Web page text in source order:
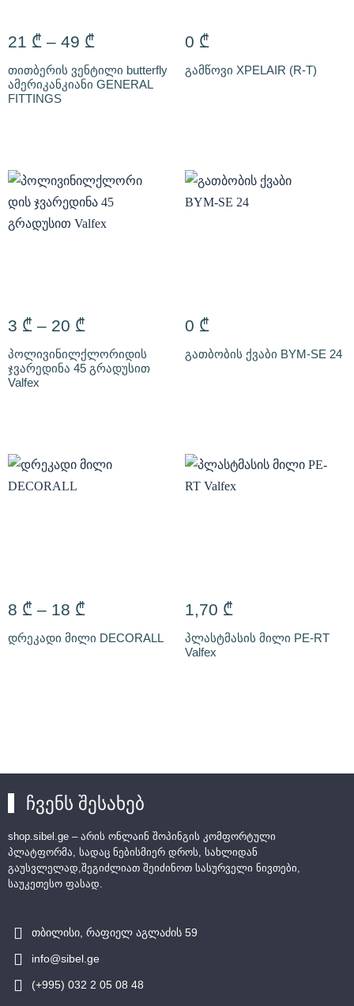
21 ₾ – 49 ₾
თითბერის ვენტილი butterfly
ამერიკანკიანი GENERAL
FITTINGS
0 ₾
გამწოვი XPELAIR (R-T)
3 ₾ – 20 ₾
პოლივინილქლორიდის
ჯვარედინა 45 გრადუსით
Valfex
0 ₾
გათბობის ქვაბი BYM-SE 24
8 ₾ – 18 ₾
დრეკადი მილი DECORALL
1,70 ₾
პლასტმასის მილი PE-RT
Valfex
ჩვენს შესახებ
shop.sibel.ge – არის ონლაინ შოპინგის კომფორტული
პლატფორმა, სადაც ნებისმიერ დროს, სახლიდან
გაუსვლელად,შეგიძლიათ შეიძინოთ სასურველი ნივთები,
საუკეთესო ფასად.
თბილისი, რაფიელ აგლაძის 59
info@sibel.ge
(+995) 032 2 05 08 48